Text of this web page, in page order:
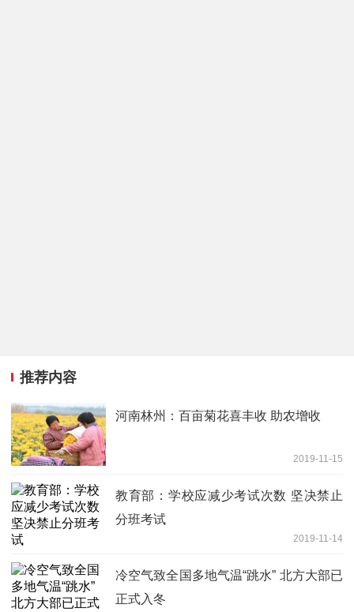
推荐内容
河南林州：百亩菊花喜丰收 助农增收
2019-11-15
教育部：学校应减少考试次数 坚决禁止
分班考试
2019-11-14
冷空气致全国多地气温“跳水” 北方大部已
正式入冬